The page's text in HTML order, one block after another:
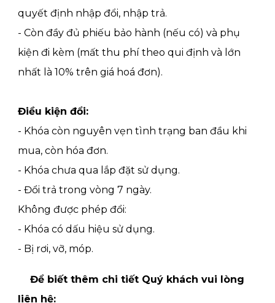
quyết định nhập đổi, nhập trả.
- Còn đầy đủ phiếu bảo hành (nếu có) và phụ
kiện đi kèm (mất thu phí theo qui định và lớn
nhất là 10% trên giá hoá đơn).
Điều kiện đổi:
- Khóa còn nguyên vẹn tình trạng ban đầu khi
mua, còn hóa đơn.
- Khóa chưa qua lắp đặt sử dụng.
- Đổi trả trong vòng 7 ngày.
Không được phép đổi:
- Khóa có dấu hiệu sử dụng.
- Bị rơi, vỡ, móp.
Để biết thêm chi tiết Quý khách vui lòng
liên hệ: